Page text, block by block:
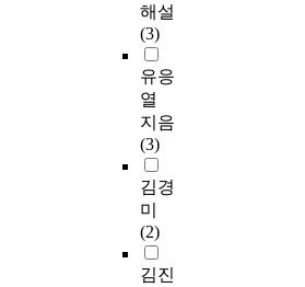
해설
(3)
유응
열
지음
(3)
김경
미
(2)
김진